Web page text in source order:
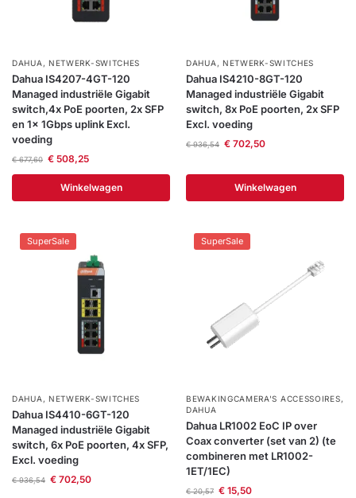
Branddetectie
Inbraakbeveiliging
Merken
Outlet SALE
Help &
DAHUA , NETWERK-SWITCHES
Dahua IS4207-4GT-120
Managed industriële Gigabit
switch,4x PoE poorten, 2x SFP
en 1x 1Gbps uplink Excl.
voeding
€677,60 €508,25
Winkelwagen
DAHUA , NETWERK-SWITCHES
Dahua IS4210-8GT-120
Managed industriële Gigabit
switch, 8x PoE poorten, 2x SFP
Excl. voeding
€936,54 €702,50
Winkelwagen
SuperSale
DAHUA , NETWERK-SWITCHES
Dahua IS4410-6GT-120
Managed industriële Gigabit
switch, 6x PoE poorten, 4x SFP,
Excl. voeding
€936,54 €702,50
SuperSale
BEWAKINGCAMERA'S ACCESSOIRES,
DAHUA
Dahua LR1002 EoC IP over
Coax converter (set van 2) (te
combineren met LR1002-
1ET/1EC)
€20,57 €15,50